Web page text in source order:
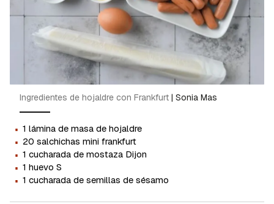
Ingredientes de hojaldre con Frankfurt | Sonia Mas
· 1 lámina de masa de hojaldre
· 20 salchichas mini frankfurt
· 1 cucharada de mostaza Dijon
· 1 huevo S
· 1 cucharada de semillas de sésamo